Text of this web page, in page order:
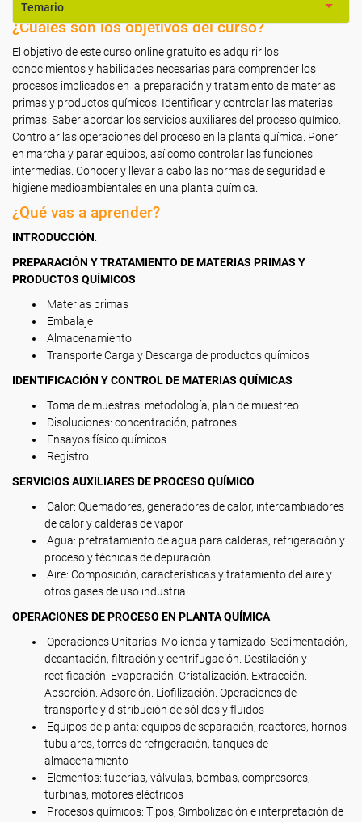
Temario
¿Cuáles son los objetivos del curso?
El objetivo de este curso online gratuito es adquirir los
conocimientos y habilidades necesarias para comprender los
procesos implicados en la preparación y tratamiento de materias
primas y productos químicos. Identificar y controlar las materias
primas. Saber abordar los servicios auxiliares del proceso químico.
Controlar las operaciones del proceso en la planta química. Poner
en marcha y parar equipos, así como controlar las funciones
intermedias. Conocer y llevar a cabo las normas de seguridad e
higiene medioambientales en una planta química.
¿Qué vas a aprender?
INTRODUCCIÓN
PREPARACIÓN Y TRATAMIENTO DE MATERIAS PRIMAS Y
PRODUCTOS QUÍMICOS
Materias primas
Embalaje
Almacenamiento
Transporte Carga y Descarga de productos químicos
IDENTIFICACIÓN Y CONTROL DE MATERIAS QUÍMICAS
Toma de muestras: metodología, plan de muestreo
Disoluciones: concentración, patrones
Ensayos físico químicos
Registro
SERVICIOS AUXILIARES DE PROCESO QUÍMICO
Calor: Quemadores, generadores de calor, intercambiadores
de calor y calderas de vapor
Agua: pretratamiento de agua para calderas, refrigeración y
proceso y técnicas de depuración
Aire: Composición, características y tratamiento del aire y
otros gases de uso industrial
OPERACIONES DE PROCESO EN PLANTA QUÍMICA
Operaciones Unitarias: Molienda y tamizado. Sedimentación,
decantación, filtración y centrifugación. Destilación y
rectificación. Evaporación. Cristalización. Extracción.
Absorción. Adsorción. Liofilización. Operaciones de
transporte y distribución de sólidos y fluidos
Equipos de planta: equipos de separación, reactores, hornos
tubulares, torres de refrigeración, tanques de
almacenamiento
Elementos: tuberías, válvulas, bombas, compresores,
turbinas, motores eléctricos
Procesos químicos: Tipos, Simbolización e interpretación de